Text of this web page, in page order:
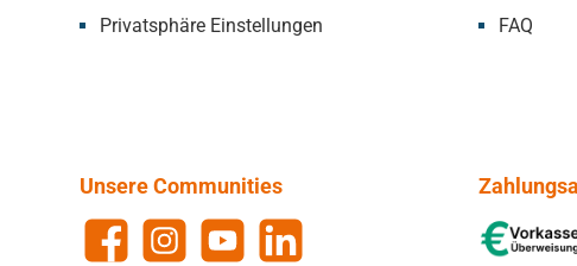
Privatsphäre Einstellungen
FAQ
Unsere Communities
FacebookInstagramYouTubeLinkedIn